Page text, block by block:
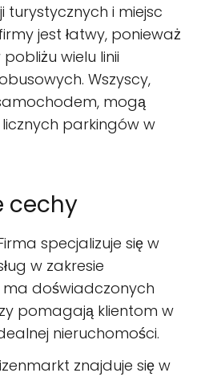
i miejsc
jest łatwy, ponieważ
wielu linii
Wszyscy,
mogą
parkingów w
cechy
specjalizuje się w
w zakresie
ma doświadczonych
pomagają klientom w
nieruchomości.
znajduje się w